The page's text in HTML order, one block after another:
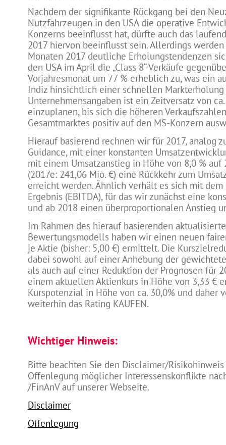
Nachdem der signifikante Rückgang bei den
Nutzfahrzeugen in den USA die operative
Konzerns beeinflusst hat, dürfte auch das
2017 hiervon beeinflusst sein. Allerdings
Monaten 2017 deutliche Erholungstendenzen
den USA im April die „Class 8“-Verkäufe
Vorjahresmonat um 77 % erheblich zu, was ein
Indiz hinsichtlich einer schnellen
Unternehmensangaben ist ein Zeitversatz von
einzuplanen, bis sich die höheren
Gesamtmarktes positiv auf den MS-Konzern
Hierauf basierend rechnen wir für 2017, analog
Guidance, mit einer konstanten
mit einem Umsatzanstieg in Höhe von 8,0 % auf
(2017e: 241,06 Mio. €) eine Rückkehr zum
erreicht werden. Ähnlich verhält es sich mit
Ergebnis (EBITDA), für das wir zunächst eine
und ab 2018 einen überproportionalen Anstieg
Im Rahmen des hierauf basierenden
Bewertungsmodells haben wir einen neuen
je Aktie (bisher: 5,00 €) ermittelt. Die
dabei sowohl auf einer Anhebung der
als auch auf einer Reduktion der Prognosen für
einem aktuellen Aktienkurs in Höhe von 3,33 €
Kurspotenzial in Höhe von ca. 30,0% und daher
weiterhin das Rating KAUFEN.
Wichtiger Hinweis:
Bitte beachten Sie den Disclaimer/
Offenlegung möglicher Interessenskonflikte
/FinAnV auf unserer Webseite.
Disclaimer
Offenlegung